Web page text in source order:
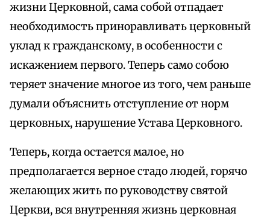
жизни Церковной, сама собой отпадает
необходимость приноравливать церковный
уклад к гражданскому, в особенности с
искажением первого. Теперь само собою
теряет значение многое из того, чем раньше
думали объяснить отступление от норм
церковных, нарушение Устава Церковного.
Теперь, когда остается малое, но
предполагается верное стадо людей, горячо
желающих жить по руководству святой
Церкви, вся внутренняя жизнь церковная